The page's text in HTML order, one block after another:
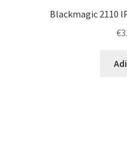
Blackmagic 2110
€